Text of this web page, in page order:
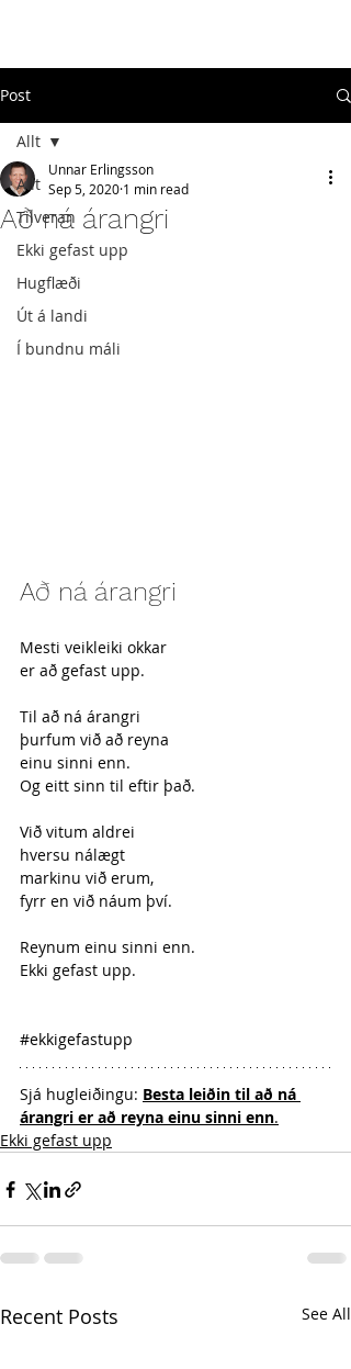
Post
Allt
Tilveran
Ekki gefast upp
Hugflæði
Út á landi
Í bundnu máli
Allt
Að ná árangri
Unnar Erlingsson
Sep 5, 2020 1 min read
Að ná árangri
Mesti veikleiki okkar
er að gefast upp.
Til að ná árangri
þurfum við að reyna
einu sinni enn.
Og eitt sinn til eftir það.
Við vitum aldrei
hversu nálægt
markinu við erum,
fyrr en við náum því.
Reynum einu sinni enn.
Ekki gefast upp.
#ekkigefastupp
Sjá hugleiðingu: Besta leiðin til að ná
árangri er að reyna einu sinni enn.
Ekki gefast upp
Recent Posts See All